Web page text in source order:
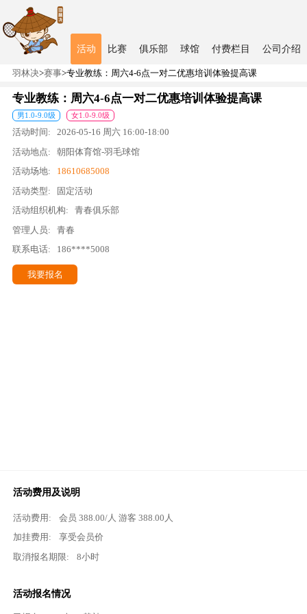
活动 比赛 俱乐部 球馆 付费栏目 公司介绍
羽林决>赛事>专业教练：周六4-6点一对二优惠培训体验提高课
专业教练：周六4-6点一对二优惠培训体验提高课
男1.0-9.0级 女1.0-9.0级
活动时间: 2026-05-16 周六 16:00-18:00
活动地点:
朝阳体育馆-羽毛球馆
活动场地:
18610685008
活动类型:
固定活动
活动组织机构:
青春俱乐部
管理人员:
青春
联系电话:
186****5008
我要报名
活动费用及说明
活动费用: 会员388.00/人 游客388.00 人
加挂费用:
享受会员价
取消报名期限:
8小时
活动报名情况